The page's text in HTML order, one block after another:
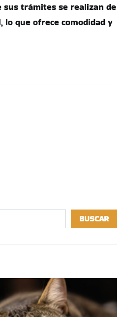
sus trámites se realizan de
lo que ofrece comodidad y
BUSCAR